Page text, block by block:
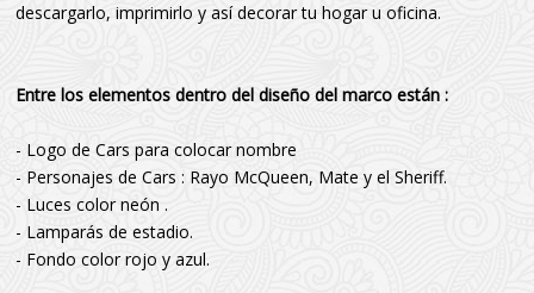
descargarlo, imprimirlo y así decorar tu hogar u oficina.
Entre los elementos dentro del diseño del marco están :
- Logo de Cars para colocar nombre
- Personajes de Cars : Rayo McQueen, Mate y el Sheriff.
- Luces color neón .
- Lamparás de estadio.
- Fondo color rojo y azul.